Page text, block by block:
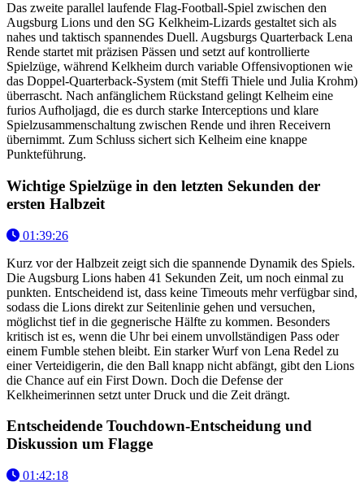
Das zweite parallel laufende Flag-Football-Spiel zwischen den
Augsburg Lions und den SG Kelkheim-Lizards gestaltet sich als
nahes und taktisch spannendes Duell. Augsburgs Quarterback Lena
Rende startet mit präzisen Pässen und setzt auf kontrollierte
Spielzüge, während Kelkheim durch variable Offensivoptionen wie
das Doppel-Quarterback-System (mit Steffi Thiele und Julia Krohm)
überrascht. Nach anfänglichem Rückstand gelingt Kelheim eine
furios Aufholjagd, die es durch starke Interceptions und klare
Spielzusammenschaltung zwischen Rende und ihren Receivern
übernimmt. Zum Schluss sichert sich Kelheim eine knappe
Punkteführung.
Wichtige Spielzüge in den letzten Sekunden der
ersten Halbzeit
01:39:26
Kurz vor der Halbzeit zeigt sich die spannende Dynamik des Spiels.
Die Augsburg Lions haben 41 Sekunden Zeit, um noch einmal zu
punkten. Entscheidend ist, dass keine Timeouts mehr verfügbar sind,
sodass die Lions direkt zur Seitenlinie gehen und versuchen,
möglichst tief in die gegnerische Hälfte zu kommen. Besonders
kritisch ist es, wenn die Uhr bei einem unvollständigen Pass oder
einem Fumble stehen bleibt. Ein starker Wurf von Lena Redel zu
einer Verteidigerin, die den Ball knapp nicht abfängt, gibt den Lions
die Chance auf ein First Down. Doch die Defense der
Kelkheimerinnen setzt unter Druck und die Zeit drängt.
Entscheidende Touchdown-Entscheidung und
Diskussion um Flagge
01:42:18